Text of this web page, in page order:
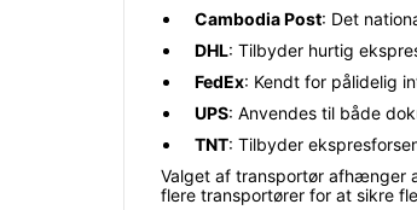
Cambodia Post: Det
DHL: Tilbyder hurtig
FedEx: Kendt for pålidelig
UPS: Anvendes til både
TNT: Tilbyder
Valget af transportør afhænger
flere transportører for at sikre